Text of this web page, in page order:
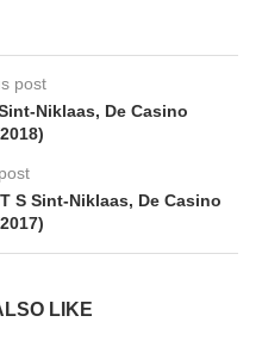
post
Niklaas, De Casino
S Sint-Niklaas, De Casino
LIKE